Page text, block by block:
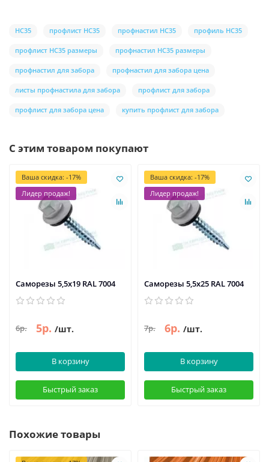
НС35 профлист НС35 профнастил НС35 профиль НС35
профлист НС35 размеры профнастил НС35 размеры
профнастил для забора профнастил для забора цена
листы профнастила для забора профлист для забора
профлист для забора цена купить профлист для забора
С этим товаром покупают
Ваша скидка: -17%
Лидер продаж!
Саморезы 5,5х19 RAL 7004
6р. 5р. /шт.
В корзину
Быстрый заказ
Ваша скидка: -17%
Лидер продаж!
Саморезы 5,5х25 RAL 7004
7р. 6р. /шт.
В корзину
Быстрый заказ
Похожие товары